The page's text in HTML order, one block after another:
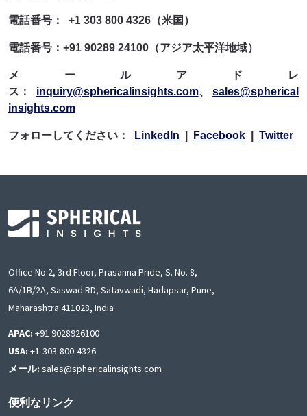
電話番号： +1 303 800 4326（米国）
電話番号：+91 90289 24100（アジア太平洋地域）
メールアドレ
ス： inquiry@sphericalinsights.com、
sales@spherical
insights.com
フォローしてください： LinkedIn Facebook Twitter
Office No 2, 3rd Floor, Prasanna Pride, S. No. 8,
6A/1B/2A, Saswad RD, Satavwadi, Hadapsar, Pune,
Maharashtra 411028, India
APAC: +91 9028926100
USA: +1-303-800-4326
メール: sales@sphericalinsights.com
便利なリンク